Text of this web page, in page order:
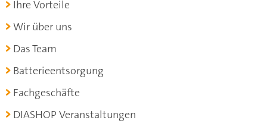
Ihre Vorteile
Wir über uns
Das Team
Batterieentsorgung
Fachgeschäfte
DIASHOP Veranstaltungen